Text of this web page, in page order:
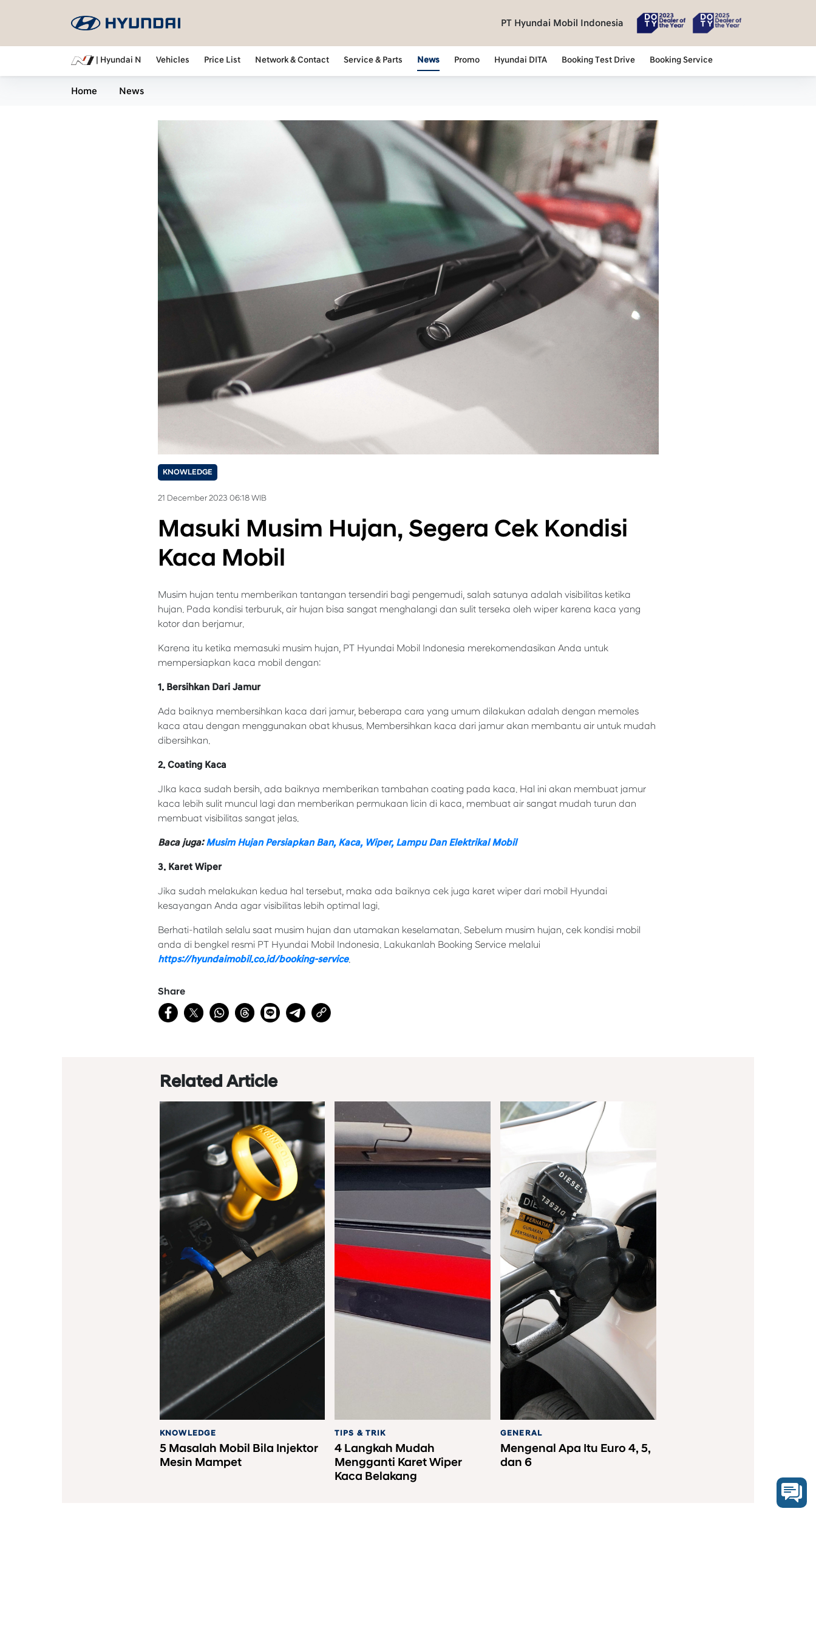
PT Hyundai Mobil Indonesia
| Hyundai N Vehicles Price List Network & Contact Service & Parts News Promo Hyundai DITA Booking Test Drive Booking Service
Home News
KNOWLEDGE
21 December 2023 06:18 WIB
Masuki Musim Hujan, Segera Cek Kondisi
Kaca Mobil
Musim hujan tentu memberikan tantangan tersendiri bagi pengemudi, salah satunya adalah visibilitas ketika
hujan. Pada kondisi terburuk, air hujan bisa sangat menghalangi dan sulit terseka oleh wiper karena kaca yang
kotor dan berjamur.
Karena itu ketika memasuki musim hujan, PT Hyundai Mobil Indonesia merekomendasikan Anda untuk
mempersiapkan kaca mobil dengan:
1. Bersihkan Dari Jamur
Ada baiknya membersihkan kaca dari jamur, beberapa cara yang umum dilakukan adalah dengan memoles
kaca atau dengan menggunakan obat khusus. Membersihkan kaca dari jamur akan membantu air untuk mudah
dibersihkan.
2. Coating Kaca
JIka kaca sudah bersih, ada baiknya memberikan tambahan coating pada kaca. Hal ini akan membuat jamur
kaca lebih sulit muncul lagi dan memberikan permukaan licin di kaca, membuat air sangat mudah turun dan
membuat visibilitas sangat jelas.
Baca juga:Musim Hujan Persiapkan Ban, Kaca, Wiper, Lampu Dan Elektrikal Mobil
3. Karet Wiper
Jika sudah melakukan kedua hal tersebut, maka ada baiknya cek juga karet wiper dari mobil Hyundai
kesayangan Anda agar visibilitas lebih optimal lagi.
Berhati-hatilah selalu saat musim hujan dan utamakan keselamatan. Sebelum musim hujan, cek kondisi mobil
anda di bengkel resmi PT Hyundai Mobil Indonesia. Lakukanlah Booking Service melalui
https://hyundaimobil.co.id/booking-service.
Share
Related Article
KNOWLEDGE
5 Masalah Mobil Bila Injektor
Mesin Mampet
TIPS & TRIK
4 Langkah Mudah
Mengganti Karet Wiper
Kaca Belakang
GENERAL
Mengenal Apa Itu Euro 4, 5,
dan 6